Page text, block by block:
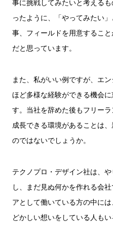
事に挑戦してみたいと考える
ったように、「やってみたい
事、フィールドを用意するこ
だと思っています。
また、私がいい例ですが、エ
ほど多様な経験ができる機会
す。当社を辞めた後もフリー
成長できる環境があることは
のではないでしょうか。
テクノプロ・デザイン社は、
し、まだ見ぬ何かを作れる会
アとして働いている方の中に
どかしい想いをしている人も